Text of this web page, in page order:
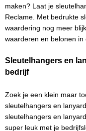
maken? Laat je
Reclame. Met bedrukte
waardering nog meer
waarderen en belonen in
Sleutelhangers en
bedrijf
Zoek je een klein maar
sleutelhangers en
sleutelhangers en
super leuk met je